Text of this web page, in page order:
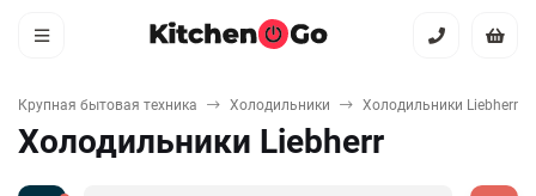
Крупная бытовая техника Холодильники Холодильники Liebherr
Холодильники Liebherr